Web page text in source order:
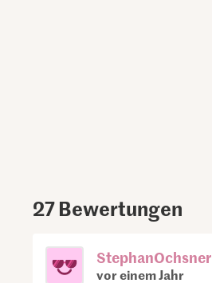
27Bewertungen
StephanOchsner
vor einem Jahr